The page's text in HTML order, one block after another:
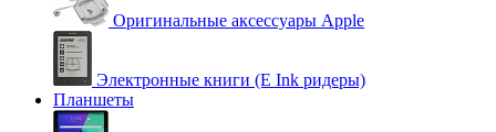
Оригинальные аксессуары Apple
Электронные книги (E Ink ридеры)
Планшеты